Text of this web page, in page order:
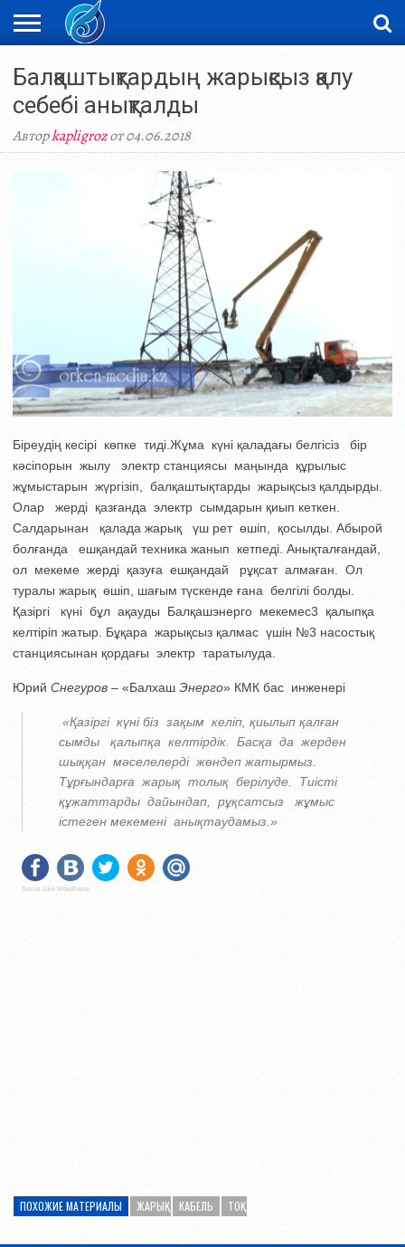
НОВОСТИ
ВИДЕО
ФОТОРЕПОРТАЖИ
ОРКЕН
LIVETV
Балқаштықтардың жарықсыз қалу
себебі анықталды
Авторkapligrozот 04.06.2018
Біреудің кесірі көпке тиді.Жұма күні қаладағы белгісіз бір
кәсіпорын жылу электр станциясы маңында құрылыс
жұмыстарын жүргізіп, балқаштықтарды жарықсыз қалдырды.
Олар жерді қазғанда электр сымдарын қиып кеткен.
Салдарынан қалада жарық үш рет өшіп, қосылды. Абырой
болғанда ешқандай техника жанып кетпеді. Анықталғандай,
ол мекеме жерді қазуға ешқандай рұқсат алмаған. Ол
туралы жарық өшіп, шағым түскенде ғана белгілі болды.
Қазіргі күні бұл ақауды Балқашэнерго мекемес3 қалыпқа
келтіріп жатыр. Бұқара жарықсыз қалмас үшін №3 насостық
станциясынан қордағы электр таратылуда.
Юрий Снегуров – «Балхаш Энерго» КМК бас инженері
«Қазіргі күні біз зақым келіп, қиылып қалған
сымды қалыпқа келтірдік. Басқа да жерден
шыққан мәселелерді жөндеп жатырмыз.
Тұрғындарға жарық толық берілуде. Тиісті
құжаттарды дайындап, рұқсатсыз жұмыс
істеген мекемені анықтаудамыз.»
Social Like WordPress
ПОХОЖИЕ МАТЕРИАЛЫ ЖАРЫҚ КАБЕЛЬ ТОҚ